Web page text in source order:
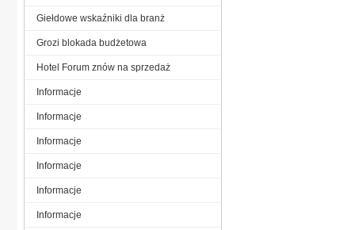
Giełdowe wskaźniki dla branż
Grozi blokada budżetowa
Hotel Forum znów na sprzedaż
Informacje
Informacje
Informacje
Informacje
Informacje
Informacje